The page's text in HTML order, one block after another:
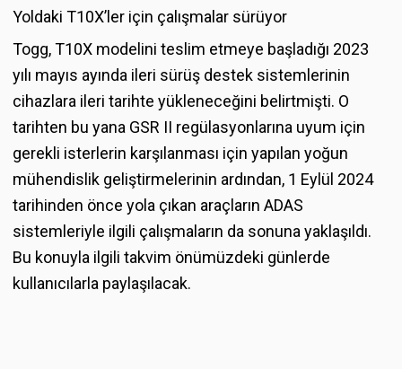
Yoldaki T10X’ler için çalışmalar sürüyor
Togg, T10X modelini teslim etmeye başladığı 2023
yılı mayıs ayında ileri sürüş destek sistemlerinin
cihazlara ileri tarihte yükleneceğini belirtmişti. O
tarihten bu yana GSR II regülasyonlarına uyum için
gerekli isterlerin karşılanması için yapılan yoğun
mühendislik geliştirmelerinin ardından, 1 Eylül 2024
tarihinden önce yola çıkan araçların ADAS
sistemleriyle ilgili çalışmaların da sonuna yaklaşıldı.
Bu konuyla ilgili takvim önümüzdeki günlerde
kullanıcılarla paylaşılacak.